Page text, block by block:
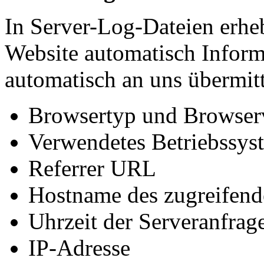
In Server-Log-Dateien
Website automatisch
automatisch an uns
Browsertyp und
Verwendetes
Referrer URL
Hostname des
Uhrzeit der
IP-Adresse